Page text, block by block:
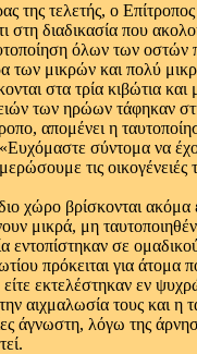
της τελετής, ο
στη διαδικασία που
όλων των οστών
των μικρών και πολύ
στα τρία κιβώτια και
των ηρώων τάφηκαν
απομένει η
σύντομα να
τις οικογένειές
χώρο βρίσκονται ακόμα
μικρά, μη
εντοπίστηκαν σε
πρόκειται για άτομα
εκτελέστηκαν εν
αιχμαλωσία τους και η
άγνωστη, λόγω της